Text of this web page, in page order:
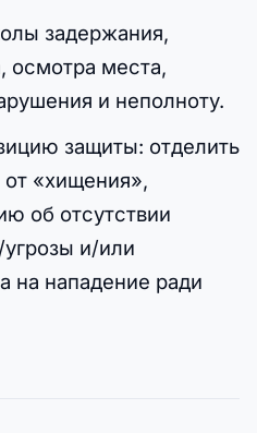
задержания,
осмотра места,
и неполноту.
защиты: отделить
«хищения»,
об отсутствии
и/или
на нападение ради